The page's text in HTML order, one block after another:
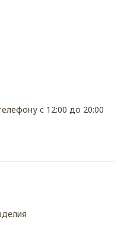
с 12:00 до 20:00